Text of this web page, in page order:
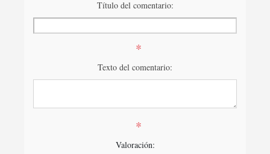
Título del comentario:
*
Texto del comentario:
*
Valoración: